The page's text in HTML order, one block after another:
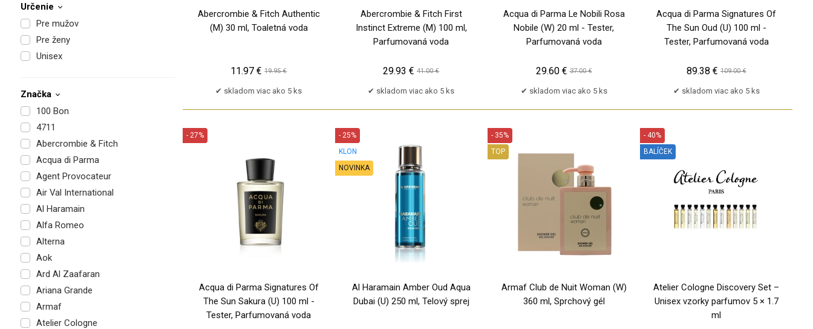
Určenie
Pre mužov
Pre ženy
Unisex
Značka
100 Bon
4711
Abercrombie & Fitch
Acqua di Parma
Agent Provocateur
Air Val International
Al Haramain
Alfa Romeo
Alterna
Aok
Ard Al Zaafaran
Ariana Grande
Armaf
Atelier Cologne
Abercrombie & Fitch Authentic
(M) 30 ml, Toaletná voda
skladom viac ako 5 ks
11.97 € 19.95 €
Abercrombie & Fitch First
Instinct Extreme (M) 100 ml,
Parfumovaná voda
skladom viac ako 5 ks
29.93 € 41.00 €
Acqua di Parma Le Nobili Rosa
Nobile (W) 20 ml - Tester,
Parfumovaná voda
skladom viac ako 5 ks
29.60 € 37.00 €
Acqua di Parma Signatures Of
The Sun Oud (U) 100 ml -
Tester, Parfumovaná voda
skladom viac ako 5 ks
89.38 € 109.00 €
Acqua di Parma Signatures Of
The Sun Sakura (U) 100 ml -
Tester, Parfumovaná voda
- 27%
Al Haramain Amber Oud Aqua
Dubai (U) 250 ml, Telový sprej
- 25%
KLON
NOVINKA
Armaf Club de Nuit Woman (W)
360 ml, Sprchový gél
- 35%
TOP
Atelier Cologne Discovery Set –
Unisex vzorky parfumov 5 × 1.7
ml
- 40%
BALÍČEK